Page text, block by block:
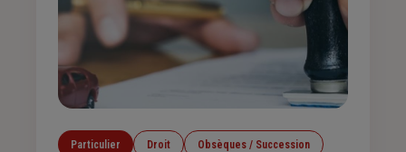
Particulier Droit Obsèques / Succession